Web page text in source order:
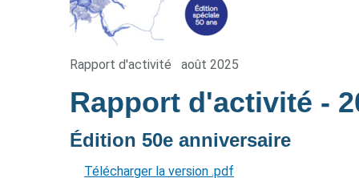
Rapport d'activité août 2025
Rapport d'activité -
Édition 50e anniversaire
Télécharger la version .pdf